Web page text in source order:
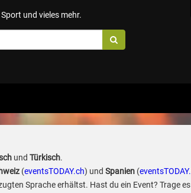
und vieles mehr.
und Türkisch.
(eventsTODAY.ch) und Spanien(
Sprache erhältst. Hast du ein Event? Trage es